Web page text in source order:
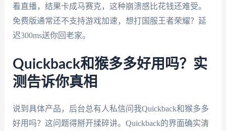
看直播，结果卡成马赛克，这种崩溃感比花钱还难受。
免费版通常还不支持游戏加速，想打国服王者荣耀？延
迟300ms送你回老家。
Quickback和猴多多好用吗？实
测告诉你真相
说到具体产品，后台总有人私信问我Quickback和猴多多
好用吗？这问题得掰开揉碎讲。Quickback的界面确实清